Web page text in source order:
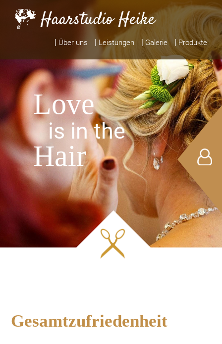
| Über uns | Leistungen | Galerie | Produkte
Love
is in the
Hair
Gesamtzufriedenheit